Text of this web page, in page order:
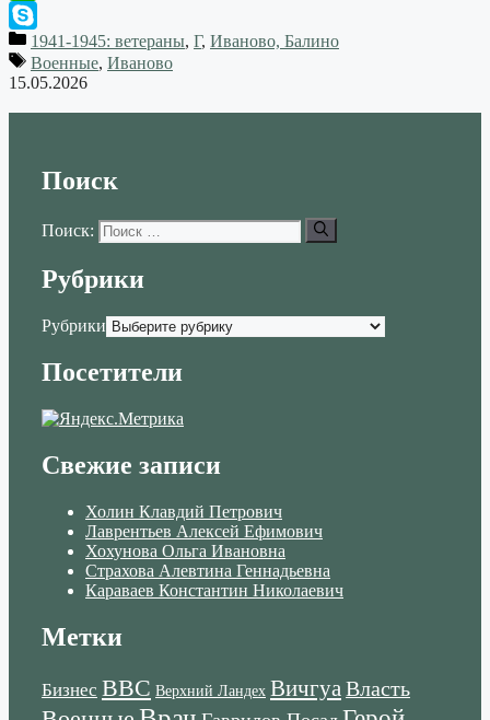
WhatsApp
Skype1941-1945: ветераны, Г, Иваново, Балино
Военные, Иваново
15.05.2026
Поиск
Поиск:
Рубрики
Рубрики
Посетители
Свежие записи
Холин Клавдий Петрович
Лаврентьев Алексей Ефимович
Хохунова Ольга Ивановна
Страхова Алевтина Геннадьевна
Караваев Константин Николаевич
Метки
Бизнес ВВС Верхний Ландех ВичгуаВласть